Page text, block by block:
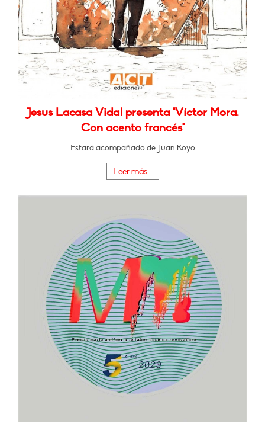
Jesus Lacasa Vidal presenta "Víctor Mora.
Con acento francés"
Estará acompañado de Juan Royo
Leer más...